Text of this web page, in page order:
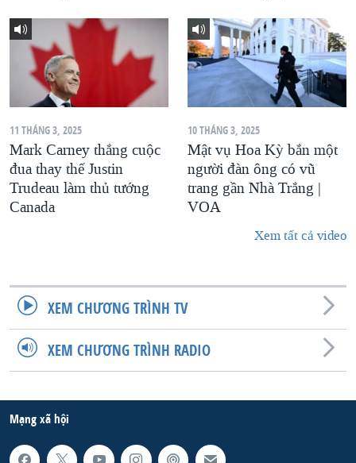
11 THÁNG 3, 2025
Mark Carney thắng cuộc
đua thay thế Justin
Trudeau làm thủ tướng
Canada
10 THÁNG 3, 2025
Mật vụ Hoa Kỳ bắn một
người đàn ông có vũ
trang gần Nhà Trắng |
VOA
Xem tất cả video
XEM CHƯƠNG TRÌNH TV
XEM CHƯƠNG TRÌNH RADIO
Mạng xã hội